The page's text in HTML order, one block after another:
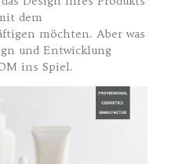
dem
möchten. Aber was
und Entwicklung
ins Spiel.